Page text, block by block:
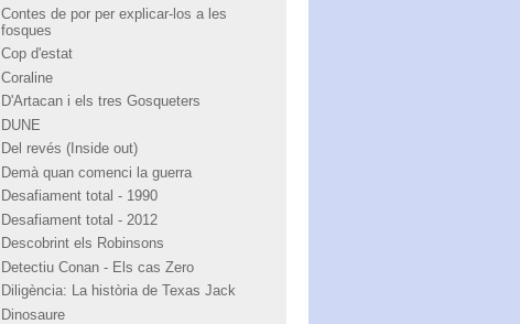
Contes de por per explicar-los a les
fosques
Cop d'estat
Coraline
D'Artacan i els tres Gosqueters
DUNE
Del revés (Inside out)
Demà quan comenci la guerra
Desafiament total - 1990
Desafiament total - 2012
Descobrint els Robinsons
Detectiu Conan - Els cas Zero
Diligència: La història de Texas Jack
Dinosaure